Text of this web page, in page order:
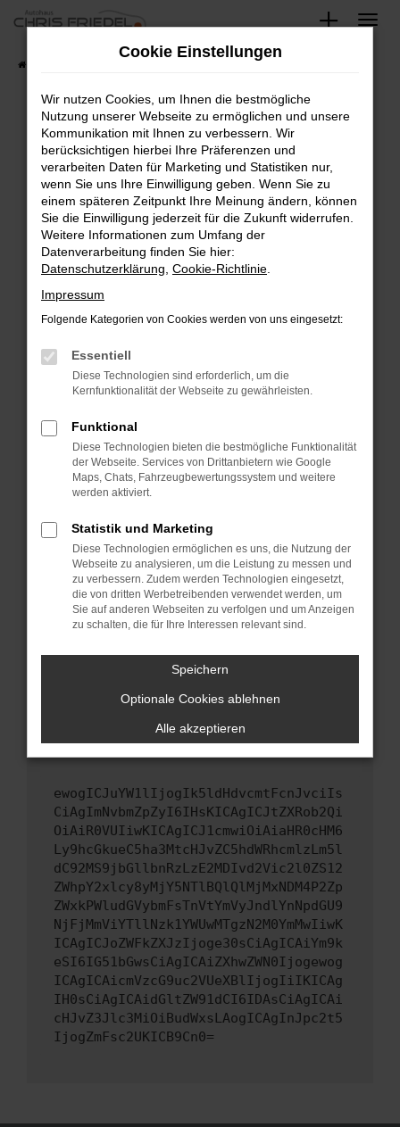
Zum
springen
Fahrzeugsuche
Fehler: Network Error
Beim Laden ist ein Fehler aufgetreten.
Hier sind ein paar Tipps, die dir helfen können:
Überprüfe deine Firewall und deine
Internetverbindung.
Laden andere Webseiten, zum Beispiel deine
Suchmaschine?
Prüfe deine Browsererweiterungen.
können das Laden bestimmter Seiten
verhindern. Funktioniert die Seite in einem
anderen Browser oder in einem privaten
Starte dein Gerät neu.
Das kann manchmal helfen, vorübergehende
Probleme zu beheben.
Betriebssystem auf dem neuesten Stand
sind.
Veraltete Software birgt nicht nur ein
Sicherheitsrisiko, sondern kann auch dazu
führen, dass bestimmte Funktionen nicht mehr
unterstützt werden.
Wende dich an den Webseitenbetreiber.
Wenn du alle oben genannten Schritte versucht
hast, kontaktiere uns bitte. Wir werden
versuchen, das Problem zu beheben. Du kannst
uns diesen Text schicken, um uns bei der
ewogICJuYW1lIjogIk5ldHdvcmtFcnJvciIs
CiAgImNvbmZpZyI6IHsKICAgICJtZXRob2Qi
OiAiR0VUIiwKICAgICJ1cmwiOiAiaHR0cHM6
Ly9hcGkueC5ha3MtcHJvZC5hdWRhcmlzLm5l
dC92MS9jbGllbnRzLzE2MDIvd2Vic2l0ZS12
ZWhpY2xlcy8yMjY5NTlBQlQlMjMxNDM4P2Zp
ZWxkPWludGVybmFsTnVtYmVyJndlYnNpdGU9
NjFjMmViYTllNzk1YWUwMTgzN2M0YmMwIiwK
ICAgICJoZWFkZXJzIjoge30sCiAgICAiYm9k
eSI6IG51bGwsCiAgICAiZXhwZWN0Ijogewog
ICAgICAicmVzcG9uc2VUeXBlIjogIiIKICAg
IH0sCiAgICAidGltZW91dCI6IDAsCiAgICAi
cHJvZ3Jlc3MiOiBudWxsLAogICAgInJpc2t5
IjogZmFsc2UKICB9Cn0=
Cookie Einstellungen
Wir nutzen Cookies, um Ihnen die bestmögliche
Nutzung unserer Webseite zu ermöglichen und unsere
Kommunikation mit Ihnen zu verbessern. Wir
berücksichtigen hierbei Ihre Präferenzen und
verarbeiten Daten für Marketing und Statistiken nur,
wenn Sie uns Ihre Einwilligung geben. Wenn Sie zu
einem späteren Zeitpunkt Ihre Meinung ändern, können
Sie die Einwilligung jederzeit für die Zukunft widerrufen.
Weitere Informationen zum Umfang der
Datenverarbeitung finden Sie hier:
Datenschutzerklärung Cookie-Richtlinie
Impressum
Folgende Kategorien von Cookies werden von uns eingesetzt:
Essentiell
Diese Technologien sind erforderlich, um die
Kernfunktionalität der Webseite zu gewährleisten.
Funktional
Diese Technologien bieten die bestmögliche Funktionalität
der Webseite. Services von Drittanbietern wie Google
Maps, Chats, Fahrzeugbewertungssystem und weitere
werden aktiviert.
Statistik und Marketing
Diese Technologien ermöglichen es uns, die Nutzung der
Webseite zu analysieren, um die Leistung zu messen und
zu verbessern. Zudem werden Technologien eingesetzt,
die von dritten Werbetreibenden verwendet werden, um
Sie auf anderen Webseiten zu verfolgen und um Anzeigen
zu schalten, die für Ihre Interessen relevant sind.
Speichern
Optionale Cookies ablehnen
Alle akzeptieren